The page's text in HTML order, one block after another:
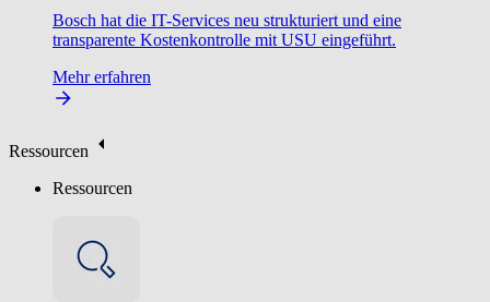
Bosch hat die IT-Services neu strukturiert und eine
transparente Kostenkontrolle mit USU eingeführt.
Mehr erfahren
Ressourcen
Ressourcen